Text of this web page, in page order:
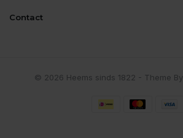
Contact
© 2026 Heems sinds 1822 - Theme By